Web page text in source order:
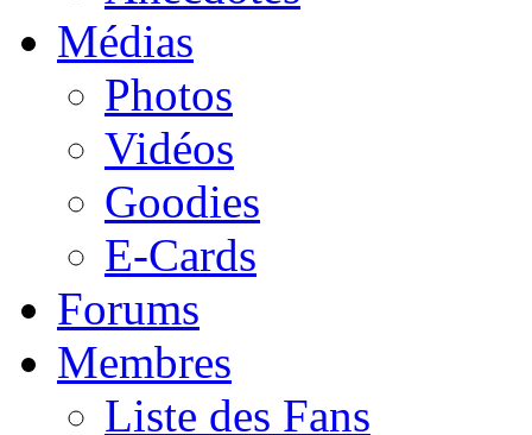
Médias
Photos
Vidéos
Goodies
E-Cards
Forums
Membres
Liste des Fans